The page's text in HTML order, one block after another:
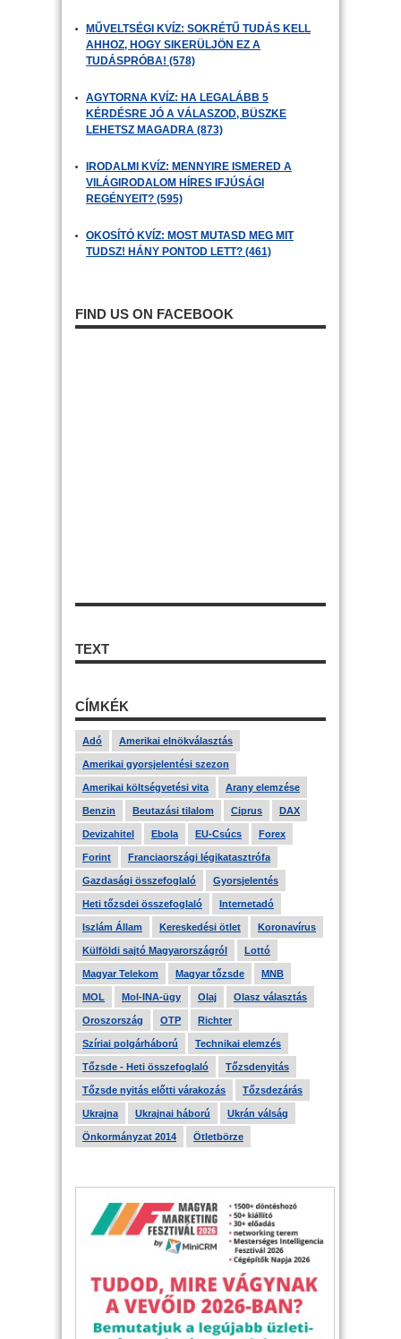
MŰVELTSÉGI KVÍZ: SOKRÉTŰ TUDÁS KELL
AHHOZ, HOGY SIKERÜLJÖN EZ A
TUDÁSPRÓBA! (578)
AGYTORNA KVÍZ: HA LEGALÁBB 5
KÉRDÉSRE JÓ A VÁLASZOD, BÜSZKE
LEHETSZ MAGADRA (873)
IRODALMI KVÍZ: MENNYIRE ISMERED A
VILÁGIRODALOM HÍRES IFJÚSÁGI
REGÉNYEIT? (595)
OKOSÍTÓ KVÍZ: MOST MUTASD MEG MIT
TUDSZ! HÁNY PONTOD LETT? (461)
FIND US ON FACEBOOK
TEXT
CÍMKÉK
Adó Amerikai elnökválasztás
Amerikai gyorsjelentési szezon
Amerikai költségvetési vita Arany elemzése
Benzin Beutazási tilalom Ciprus DAX
Devizahitel Ebola EU-Csúcs Forex
Forint Franciaországi légikatasztrófa
Gazdasági összefoglaló Gyorsjelentés
Heti tőzsdei összefoglaló Internetadó
Iszlám Állam Kereskedési ötlet Koronavírus
Külföldi sajtó Magyarországról Lottó
Magyar Telekom Magyar tőzsde MNB
MOL Mol-INA-ügy Olaj Olasz választás
Oroszország OTP Richter
Szíriai polgárháború Technikai elemzés
Tőzsde - Heti összefoglaló Tőzsdenyitás
Tőzsde nyitás előtti várakozás Tőzsdezárás
Ukrajna Ukrajnai háború Ukrán válság
Önkormányzat 2014 Ötletbörze